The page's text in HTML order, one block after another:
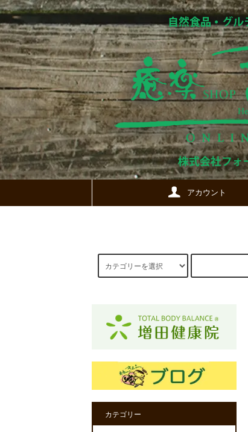
アカウント
カテゴリー